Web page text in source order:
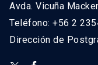
Avda. Vicuña
Teléfono: +56 2
Dirección de